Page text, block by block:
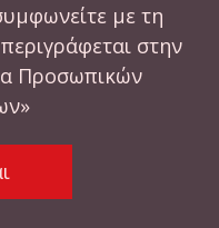
με τη
στην
Προσωπικών